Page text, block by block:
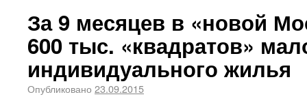
За 9 месяцев в «новой
600 тыс. «квадратов»
индивидуального жилья
Опубликовано 23.09.2015